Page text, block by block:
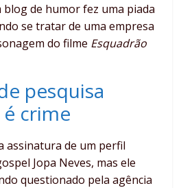
blog de humor fez uma piada
se tratar de uma empresa
do filme Esquadrão
pesquisa
crime
assinatura de um perfil
Jopa Neves, mas ele
questionado pela agência